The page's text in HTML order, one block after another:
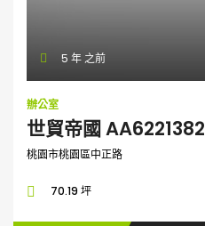
5 年 之前
辦公室
世貿帝國 AA6221382
桃園市桃園區中正路
70.19 坪